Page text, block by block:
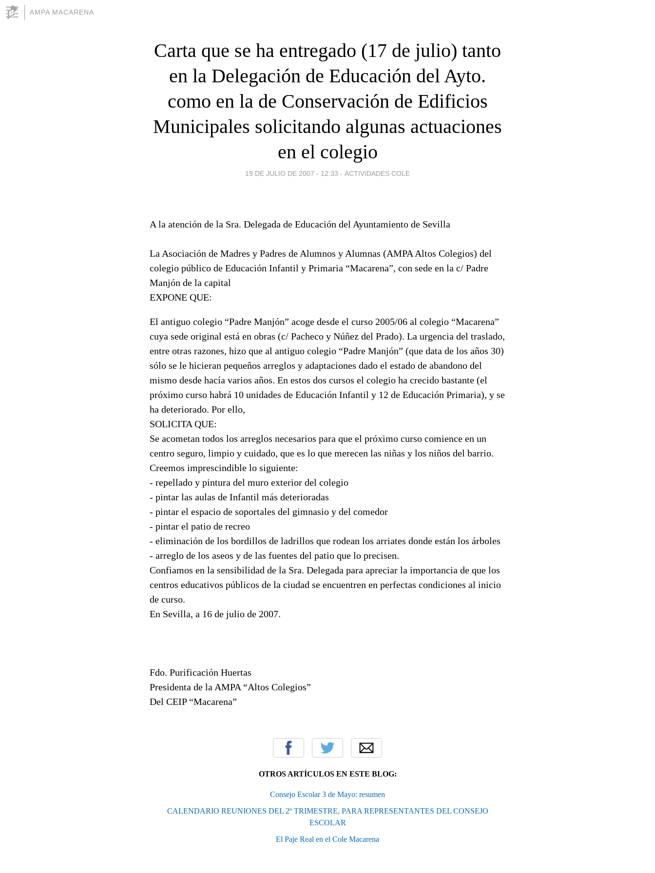
AMPA MACARENA
Carta que se ha entregado (17 de julio) tanto
en la Delegación de Educación del Ayto.
como en la de Conservación de Edificios
Municipales solicitando algunas actuaciones
en el colegio
19 DE JULIO DE 2007 - 12:33 - ACTIVIDADES COLE
A la atención de la Sra. Delegada de Educación del Ayuntamiento de Sevilla
La Asociación de Madres y Padres de Alumnos y Alumnas (AMPA Altos Colegios) del
colegio público de Educación Infantil y Primaria “Macarena”, con sede en la c/ Padre
Manjón de la capital
EXPONE QUE:
El antiguo colegio “Padre Manjón” acoge desde el curso 2005/06 al colegio “Macarena”
cuya sede original está en obras (c/ Pacheco y Núñez del Prado). La urgencia del traslado,
entre otras razones, hizo que al antiguo colegio “Padre Manjón” (que data de los años 30)
sólo se le hicieran pequeños arreglos y adaptaciones dado el estado de abandono del
mismo desde hacía varios años. En estos dos cursos el colegio ha crecido bastante (el
próximo curso habrá 10 unidades de Educación Infantil y 12 de Educación Primaria), y se
ha deteriorado. Por ello,
SOLICITA QUE:
Se acometan todos los arreglos necesarios para que el próximo curso comience en un
centro seguro, limpio y cuidado, que es lo que merecen las niñas y los niños del barrio.
Creemos imprescindible lo siguiente:
- repellado y pintura del muro exterior del colegio
- pintar las aulas de Infantil más deterioradas
- pintar el espacio de soportales del gimnasio y del comedor
- pintar el patio de recreo
- eliminación de los bordillos de ladrillos que rodean los arriates donde están los árboles
- arreglo de los aseos y de las fuentes del patio que lo precisen.
Confiamos en la sensibilidad de la Sra. Delegada para apreciar la importancia de que los
centros educativos públicos de la ciudad se encuentren en perfectas condiciones al inicio
de curso.
En Sevilla, a 16 de julio de 2007.
Fdo. Purificación Huertas
Presidenta de la AMPA “Altos Colegios”
Del CEIP “Macarena”
OTROS ARTÍCULOS EN ESTE BLOG:
Consejo Escolar 3 de Mayo: resumen
CALENDARIO REUNIONES DEL 2º TRIMESTRE, PARA REPRESENTANTES DEL CONSEJO
ESCOLAR
El Paje Real en el Cole Macarena